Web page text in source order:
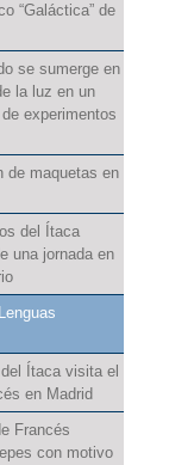
“Galáctica” de
se sumerge en
la luz en un
experimentos
de maquetas en
del Ítaca
una jornada en
Ítaca visita el
en Madrid
Francés
con motivo